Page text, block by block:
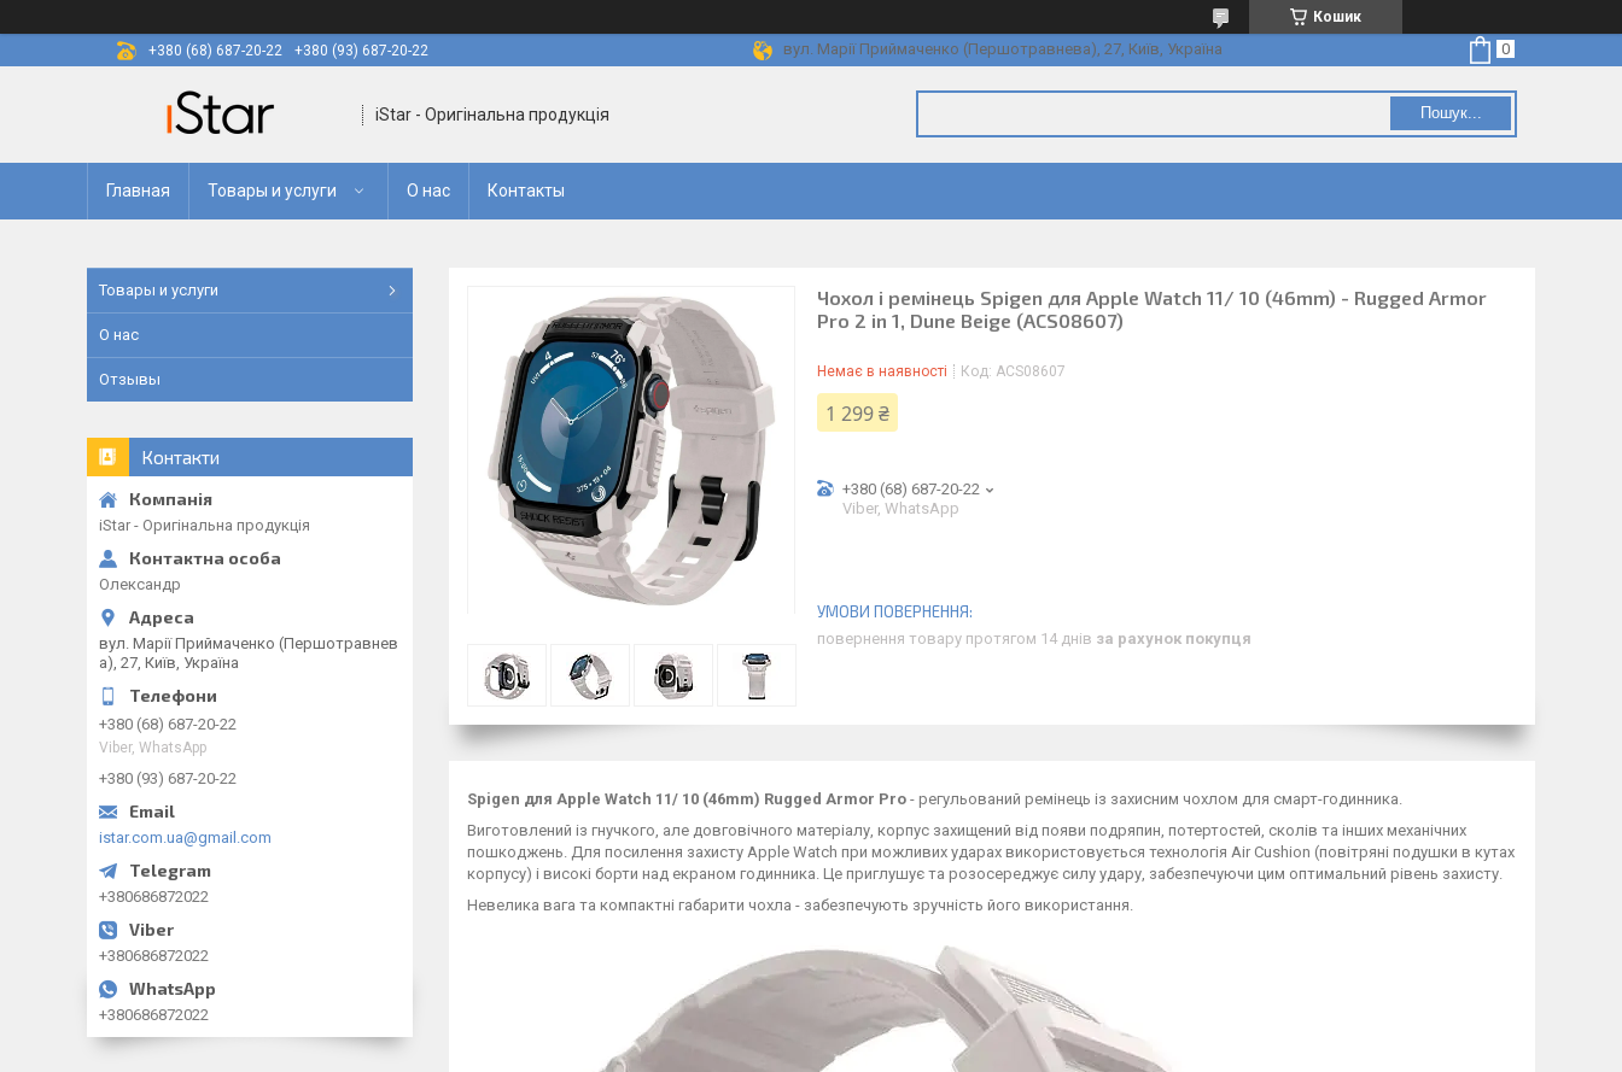
Кошик
+380 (68) 687-20-22
+380 (93) 687-20-22 вул. Марії Приймаченко (Першотравнева), 27, Київ, Україна
iStar - Оригінальна продукція Пошук...
Главная Товары и услуги О нас Контакты
Чохол і ремінець Spigen для Apple Watch 11/ 10 (46mm) - Rugged Armor
Pro 2 in 1, Dune Beige (ACS08607)
Немає в наявності Код: ACS08607
1 299 ₴
+380 (68) 687-20-22
Viber, WhatsApp
повернення товару протягом 14 днів за рахунок покупця
Spigen для Apple Watch 11/ 10 (46mm) Rugged Armor Pro - регульований ремінець із захисним чохлом для смарт-годинника.
Виготовлений із гнучкого, але довговічного матеріалу, корпус захищений від появи подряпин, потертостей, сколів та інших механічних
пошкоджень. Для посилення захисту Apple Watch при можливих ударах використовується технологія Air Cushion (повітряні подушки в кутах
корпусу) і високі борти над екраном годинника. Це приглушує та розосереджує силу удару, забезпечуючи цим оптимальний рівень захисту.
Невелика вага та компактні габарити чохла - забезпечують зручність його використання.
Товары и услуги
О нас
Отзывы
Контакти
iStar - Оригінальна продукція
Олександр
вул. Марії Приймаченко (Першотравнев
а), 27, Київ, Україна
+380 (68) 687-20-22
Viber, WhatsApp
+380 (93) 687-20-22
istar.com.ua@gmail.com
+380686872022
+380686872022
+380686872022